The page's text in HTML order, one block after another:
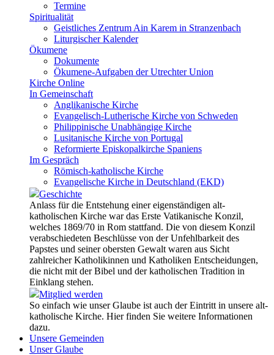
Termine
Spiritualität
Geistliches Zentrum Ain Karem in Stranzenbach
Liturgischer Kalender
Ökumene
Dokumente
Ökumene-Aufgaben der Utrechter Union
Kirche Online
In Gemeinschaft
Anglikanische Kirche
Evangelisch-Lutherische Kirche von Schweden
Philippinische Unabhängige Kirche
Lusitanische Kirche von Portugal
Reformierte Episkopalkirche Spaniens
Im Gespräch
Römisch-katholische Kirche
Evangelische Kirche in Deutschland (EKD)
Geschichte
Anlass für die Entstehung einer eigenständigen alt-
katholischen Kirche war das Erste Vatikanische Konzil,
welches 1869/70 in Rom stattfand. Die von diesem Konzil
verabschiedeten Beschlüsse von der Unfehlbarkeit des
Papstes und seiner obersten Gewalt waren aus Sicht
zahlreicher Katholikinnen und Katholiken Entscheidungen,
die nicht mit der Bibel und der katholischen Tradition in
Einklang stehen.
Mitglied werden
So einfach wie unser Glaube ist auch der Eintritt in unsere alt-
katholische Kirche. Hier finden Sie weitere Informationen
dazu.
Unsere Gemeinden
Unser Glaube